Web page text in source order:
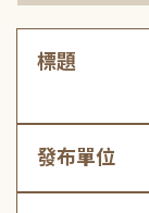
標題
發布單位